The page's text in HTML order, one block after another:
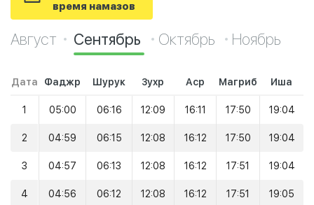
время намазов
Август Сентябрь Октябрь Ноябрь
Дата Фаджр Шурук Зухр Аср Магриб Иша
1 05:00 06:16 12:09 16:11 17:50 19:04
2 04:59 06:15 12:08 16:12 17:50 19:04
3 04:57 06:13 12:08 16:12 17:51 19:04
4 04:56 06:12 12:08 16:12 17:51 19:05